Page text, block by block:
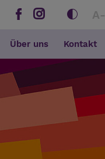
A-
Über uns Kontakt